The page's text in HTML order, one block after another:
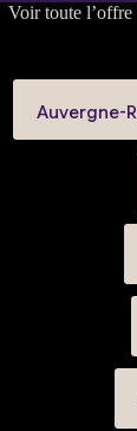
Voirtoute l’offre
Auvergne-